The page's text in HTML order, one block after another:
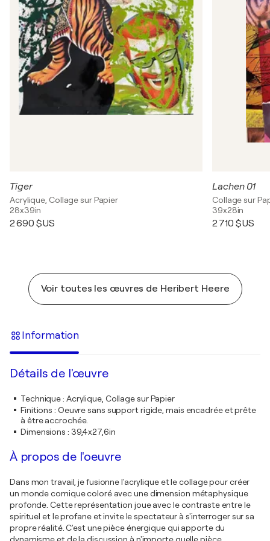
Tiger
Acrylique, Collage sur Papier
28x39in
2 690 $US
Lachen 01
Collage sur
39x28in
2 710 $US
Voir toutes les œuvres de Heribert Heere
Information
Détails de l'œuvre
Technique: Acrylique, Collage sur Papier
Finitions : Oeuvre sans support rigide, mais encadrée et prête
à être accrochée.
Dimensions : 39,4x27,6in
À propos de l'oeuvre
Dans mon travail, je fusionne l'acrylique et le collage pour créer
un monde comique coloré avec une dimension métaphysique
profonde. Cette représentation joue avec le contraste entre le
spirituel et le profane et invite le spectateur à s'interroger sur sa
propre réalité. C'est une pièce énergique qui apporte du